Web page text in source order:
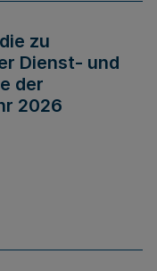
zu
Dienst- und
der
2026